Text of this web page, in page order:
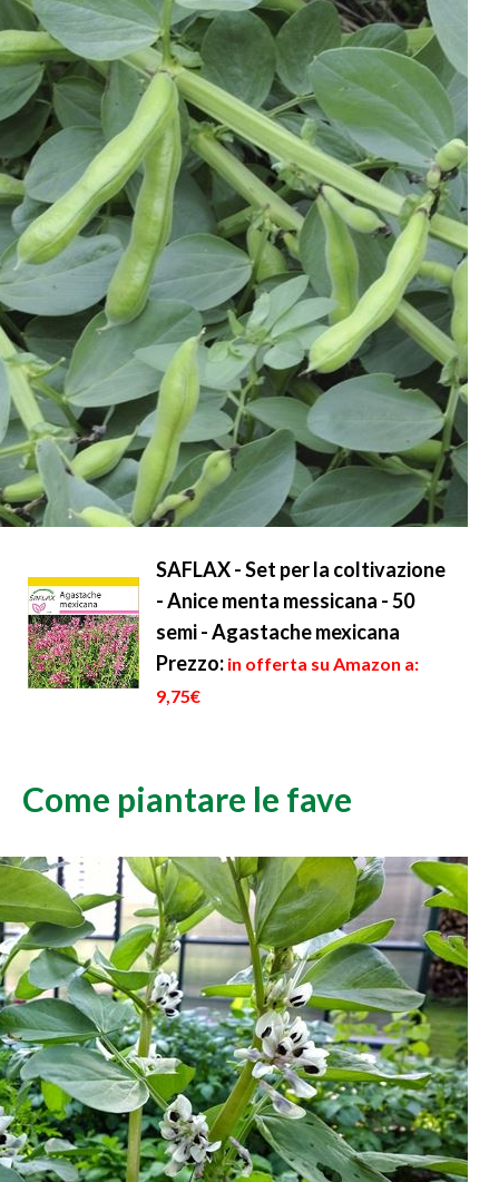
SAFLAX - Set per la coltivazione
- Anice menta messicana - 50
semi - Agastache mexicana
Prezzo: in offerta su Amazon a:
9,75€
Come piantare le fave